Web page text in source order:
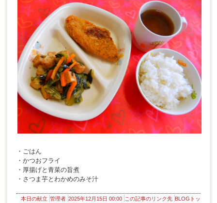
・ごはん
・かつおフライ
・厚揚げと青菜の旨煮
・さつま芋とわかめのみそ汁
本日の献立 管理者 2025年12月15日 00:00 この記事のリンク先 BLOGトッ